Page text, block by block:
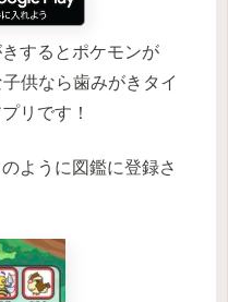
するとポケモンが
供なら歯みがきタイ
リです！
ように図鑑に登録さ